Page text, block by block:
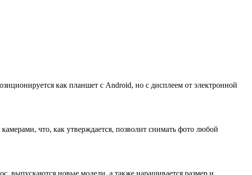
как планшет с Android, но с дисплеем от электронной
что, как утверждается, позволит снимать фото любой
выпускаются новые модели, а также наращивается размер и